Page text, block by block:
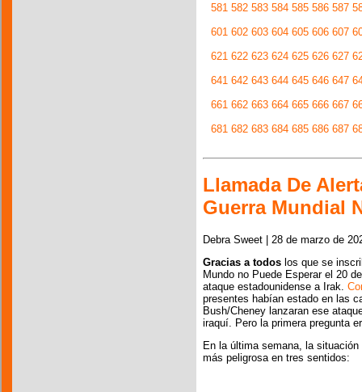
581 582 583 584 585 586 587
601 602 603 604 605 606 607
621 622 623 624 625 626 627
641 642 643 644 645 646 647
661 662 663 664 665 666 667
681 682 683 684 685 686 687
Llamada De
Guerra Mundial
Debra Sweet | 28 de marzo de
Gracias a todos los que se
Mundo no Puede Esperar el 20
ataque estadounidense a Irak.
presentes habían estado en las
Bush/Cheney lanzaran ese
iraquí. Pero la primera pregunta
En la última semana, la
más peligrosa en tres sentidos: